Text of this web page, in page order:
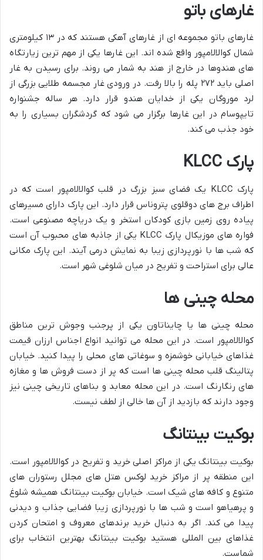
غارهای باتو
غارهای باتو مجموعه ای از غارهای آهکی هستند که در ۱۳ کیلومتری
شمال کوالالامپور واقع شده اند. این غارها یکی از مهم ترین زیارتگاه
های هندوها در خارج از هند به شمار می روند. برای رسیدن به غار
اصلی باید ۲۷۲ پله را بالا رفت. در ورودی غار مجسمه طلایی بزرگی از
لرد موروگان یکی از خدایان هندو قرار دارد. هر ساله جشنواره
تایپوسام در این غارها برگزار می شود که گردشگران بسیاری را به
خود جذب می کند.
پارک KLCC
پارک KLCC یک فضای سبز بزرگ در قلب کوالالامپور است که در
اطراف برج های دوقلوی پتروناس قرار دارد. این پارک دارای مسیرهای
پیاده روی زمین بازی کودکان استخر و یک دریاچه مصنوعی است.
فواره های موزیکال پارک KLCC یکی از جاذبه های محبوب آن است
که شب ها با نورپردازی زیبا به نمایش درمی آیند. این پارک مکانی
عالی برای استراحت و تفریح در میان شلوغی شهر است.
محله چینی ها
محله چینی ها یا چایناتاون یکی از پرجنب وجوش ترین مناطق
کوالالامپور است. در این محله می توانید انواع اجناس ارزان قیمت
غذاهای خیابانی خوشمزه و سوغاتی های محلی را پیدا کنید. خیابان
پتالینگ قلب محله چینی ها است که پر از دست فروش ها و مغازه
های رنگارنگ است. در این محله معابد و بناهای تاریخی چینی نیز
وجود دارند که بازدید از آن ها خالی از لطف نیست.
بوکیت بینتانگ
بوکیت بینتانگ یکی از مراکز اصلی خرید و تفریح در کوالالامپور است.
این منطقه پر از مراکز خرید لوکس هتل های مجلل رستوران های
متنوع و کافه های شیک است. خیابان بوکیت بینتانگ همیشه شلوغ
و پرهیاهو است و شب ها با نورپردازی زیبا فضایی جذاب و دیدنی
پیدا می کند. اگر به دنبال خرید برندهای معروف و امتحان کردن
غذاهای بین المللی هستید بوکیت بینتانگ بهترین انتخاب برای
شماست.